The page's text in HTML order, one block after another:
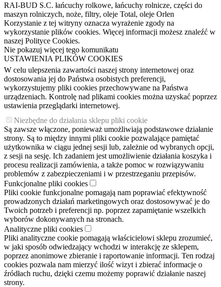
RAI-BUD S.C. łańcuchy rolkowe, łańcuchy rolnicze, części do
maszyn rolniczych, noże, filtry, oleje Total, oleje Orlen
Korzystanie z tej witryny oznacza wyrażenie zgody na
wykorzystanie plików cookies. Więcej informacji możesz znaleźć w
naszej Polityce Cookies.
Nie pokazuj więcej tego komunikatu
USTAWIENIA PLIKÓW COOKIES
W celu ulepszenia zawartości naszej strony internetowej oraz
dostosowania jej do Państwa osobistych preferencji,
wykorzystujemy pliki cookies przechowywane na Państwa
urządzeniach. Kontrolę nad plikami cookies można uzyskać poprzez
ustawienia przeglądarki internetowej.
Niezbędne do działania sklepu pliki cookie
Są zawsze włączone, ponieważ umożliwiają podstawowe działanie
strony. Są to między innymi pliki cookie pozwalające pamiętać
użytkownika w ciągu jednej sesji lub, zależnie od wybranych opcji,
z sesji na sesję. Ich zadaniem jest umożliwienie działania koszyka i
procesu realizacji zamówienia, a także pomoc w rozwiązywaniu
problemów z zabezpieczeniami i w przestrzeganiu przepisów.
Funkcjonalne pliki cookies
Pliki cookie funkcjonalne pomagają nam poprawiać efektywność
prowadzonych działań marketingowych oraz dostosowywać je do
Twoich potrzeb i preferencji np. poprzez zapamiętanie wszelkich
wyborów dokonywanych na stronach.
Analityczne pliki cookies
Pliki analityczne cookie pomagają właścicielowi sklepu zrozumieć,
w jaki sposób odwiedzający wchodzi w interakcję ze sklepem,
poprzez anonimowe zbieranie i raportowanie informacji. Ten rodzaj
cookies pozwala nam mierzyć ilość wizyt i zbierać informacje o
źródłach ruchu, dzięki czemu możemy poprawić działanie naszej
strony.